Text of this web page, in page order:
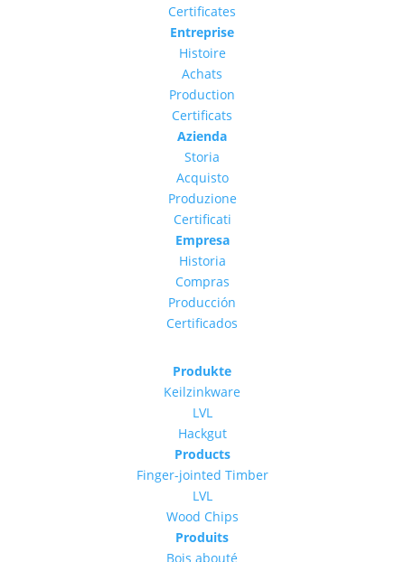
Certificates
Entreprise
Histoire
Achats
Production
Certificats
Azienda
Storia
Acquisto
Produzione
Certificati
Empresa
Historia
Compras
Producción
Certificados
Produkte
Keilzinkware
LVL
Hackgut
Products
Finger-jointed Timber
LVL
Wood Chips
Produits
Bois abouté